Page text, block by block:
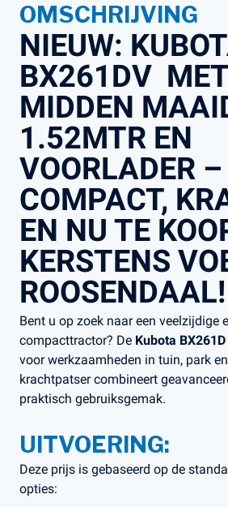
OMSCHRIJVING
NIEUW:
BX261DV MET
MIDDEN
1.52MTR EN
VOORLADER –
COMPACT,
EN NU TE
KERSTENS
ROOSENDAAL!
Bent u op zoek naar een veelzijdige
compacttractor? De Kubota BX261D
voor werkzaamheden in tuin, park
krachtpatser combineert
praktisch gebruiksgemak.
UITVOERING:
Deze prijs is gebaseerd op de
opties: